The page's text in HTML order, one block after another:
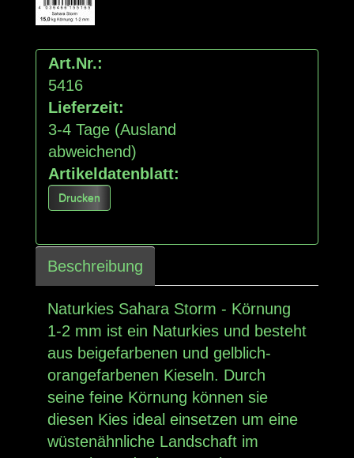
Art.Nr.:
5416
Lieferzeit:
3-4 Tage (Ausland
abweichend)
Artikeldatenblatt:
Drucken
Beschreibung
Naturkies Sahara Storm - Körnung
1-2 mm ist ein Naturkies und besteht
aus beigefarbenen und gelblich-
orangefarbenen Kieseln. Durch
seine feine Körnung können sie
diesen Kies ideal einsetzen um eine
wüstenähnliche Landschaft im